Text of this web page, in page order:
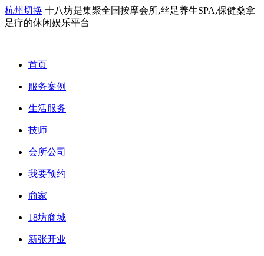
杭州切换 十八坊是集聚全国按摩会所,丝足养生SPA,保健桑拿
足疗的休闲娱乐平台
首页
服务案例
生活服务
技师
会所公司
我要预约
商家
18坊商城
新张开业